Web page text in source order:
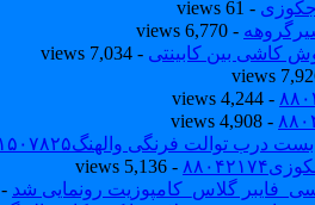
- 61 views
- 6,770 views
- 7,034 views
- 4,244 views
- 4,908 views
فرنگی والهنگ۰۹۱۲۱۵۰۷۸۲۵
- 5,136 views
گلاس_کامپوزیت رونمایی شد - 4,450 views